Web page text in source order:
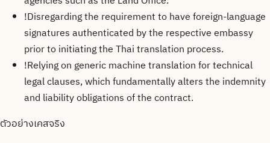
!Disregarding the requirement to have foreign-language
signatures authenticated by the respective embassy
prior to initiating the Thai translation process.
!Relying on generic machine translation for technical
legal clauses, which fundamentally alters the indemnity
and liability obligations of the contract.
ตัวอย่างเคสจริง